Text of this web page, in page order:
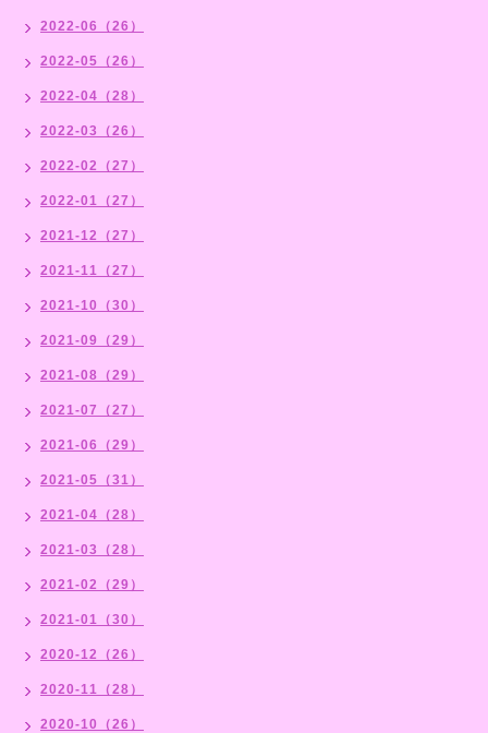
2022-06（26）
2022-05（26）
2022-04（28）
2022-03（26）
2022-02（27）
2022-01（27）
2021-12（27）
2021-11（27）
2021-10（30）
2021-09（29）
2021-08（29）
2021-07（27）
2021-06（29）
2021-05（31）
2021-04（28）
2021-03（28）
2021-02（29）
2021-01（30）
2020-12（26）
2020-11（28）
2020-10（26）